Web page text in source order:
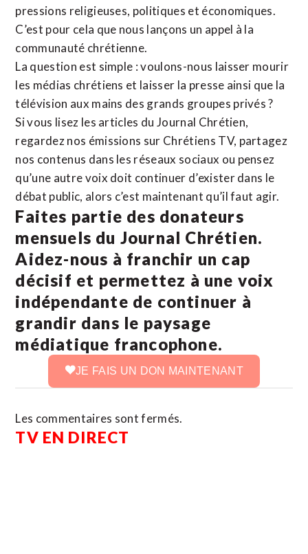
pressions religieuses, politiques et économiques.
C’est pour cela que nous lançons un appel à la
communauté chrétienne.
La question est simple : voulons-nous laisser mourir
les médias chrétiens et laisser la presse ainsi que la
télévision aux mains des grands groupes privés ?
Si vous lisez les articles du Journal Chrétien,
regardez nos émissions sur Chrétiens TV, partagez
nos contenus dans les réseaux sociaux ou pensez
qu’une autre voix doit continuer d’exister dans le
débat public, alors c’est maintenant qu’il faut agir.
Faites partie des donateurs
mensuels du Journal Chrétien.
Aidez-nous à franchir un cap
décisif et permettez à une voix
indépendante de continuer à
grandir dans le paysage
médiatique francophone.
JE FAIS UN DON MAINTENANT
Les commentaires sont fermés.
TV EN DIRECT